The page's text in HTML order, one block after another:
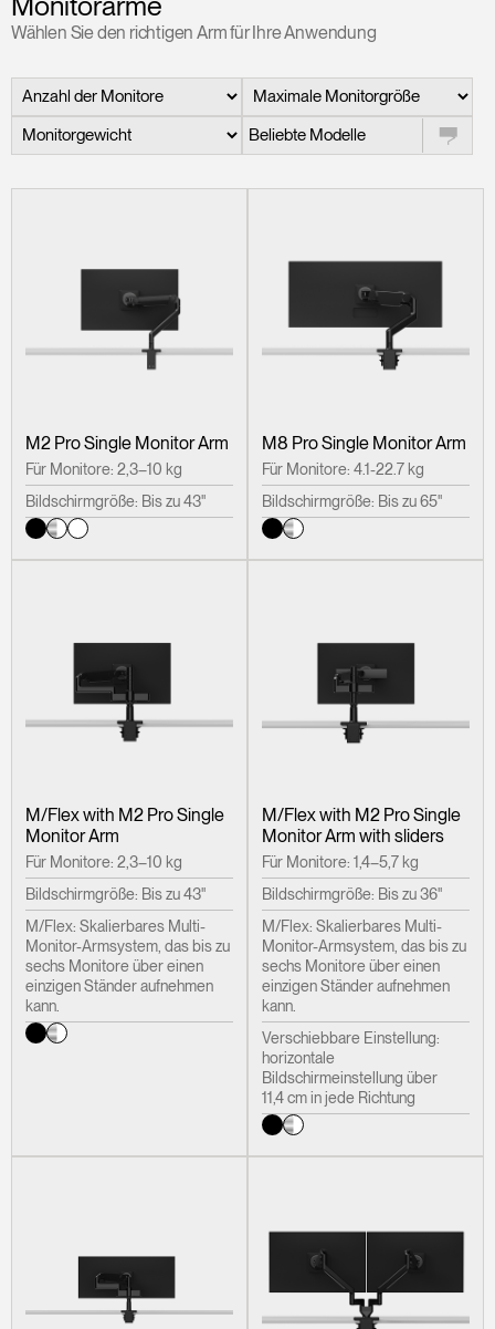
Opens
Facebook
Opens
Twitter
Opens
Linkedin
Opens
Instagram
Opens
Humanscale
Blog
Opens
Pinterest
Opens
YouTube
Wählen Sie den richtigen Arm für Ihre Anwendung
Beliebte Modelle
M2 Pro Single Monitor Arm
Für Monitore: 2,3–10 kg
Bildschirmgröße: Bis zu 43"
M8 Pro Single Monitor Arm
Für Monitore: 4.1-22.7 kg
Bildschirmgröße: Bis zu 65"
M/Flex with M2 Pro Single
Monitor Arm
Für Monitore: 2,3–10 kg
Bildschirmgröße: Bis zu 43"
M/Flex: Skalierbares Multi-
Monitor-Armsystem, das bis zu
sechs Monitore über einen
einzigen Ständer aufnehmen
kann.
M/Flex with M2 Pro Single
Monitor Arm with sliders
Für Monitore: 1,4–5,7 kg
Bildschirmgröße: Bis zu 36"
M/Flex: Skalierbares Multi-
Monitor-Armsystem, das bis zu
sechs Monitore über einen
einzigen Ständer aufnehmen
kann.
Verschiebbare Einstellung:
horizontale
Bildschirmeinstellung über
11,4 cm in jede Richtung